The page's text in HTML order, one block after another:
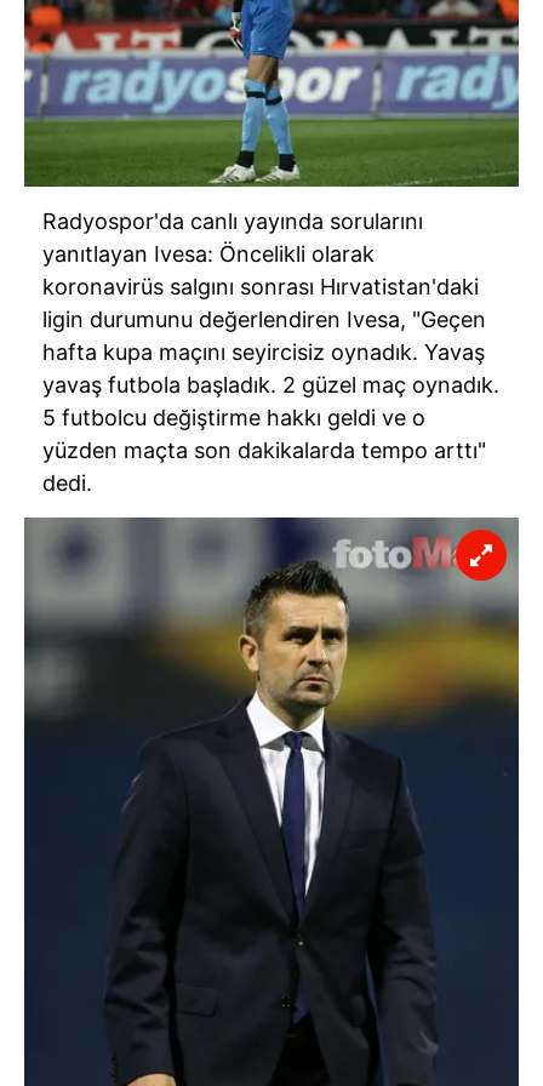
Sizlere daha iyi bir hizmet sunabilmek için İnternet
Sitemizde kendimize ve üçüncü kişilere ait çerezler
kullanılmaktadır. Bu çerezler vasıtasıyla çeşitli kişisel
verileriniz işlenmekte olup gerekli olan çerezler bilgi
toplumu hizmetlerinin sunulması amacıyla
kullanılmaktadır. Diğer çerezler, sitemizin daha işlevsel
reklam/pazarlama faaliyetlerinin yapılması, amaçlarıyla
sınırlı olarak açık rızanız dahilinde kullanılacaktır.
Çerezlere ilişkin tercihlerinizi aşağıda yer alan panel
vasıtasıyla belirleyebilirsiniz. Çerezlere ilişkin detaylı bilgi
için Ayarlar butonuna tıklayabilir,
Çerez Bilgilendirme
Metnimizi
ziyaret edebilirsiniz.
6698 sayılı Kişisel Verilerin Korunması Kanunu uyarınca
hazırlanmış Aydınlatma Metnimizi okumak ve sitemizde
ilgili mevzuata uygun olarak kullanılan çerezlerle ilgili bilgi
Radyospor'da canlı yayında sorularını
yanıtlayan Ivesa: Öncelikli olarak
koronavirüs salgını sonrası Hırvatistan'daki
ligin durumunu değerlendiren Ivesa, "Geçen
hafta kupa maçını seyircisiz oynadık. Yavaş
yavaş futbola başladık. 2 güzel maç oynadık.
5 futbolcu değiştirme hakkı geldi ve o
yüzden maçta son dakikalarda tempo arttı"
dedi.